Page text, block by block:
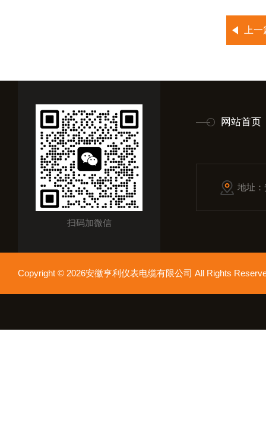
上
扫码加微信
网站首页
地址
Copyright © 2026安徽亨利仪表电缆有限公司 All Rights